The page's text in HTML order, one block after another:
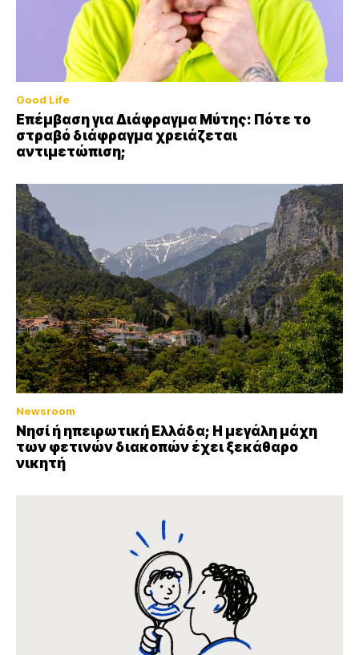
Good Life
Επέμβαση για Διάφραγμα Μύτης: Πότε το
στραβό διάφραγμα χρειάζεται
αντιμετώπιση;
Newsroom
Νησί ή ηπειρωτική Ελλάδα; Η μεγάλη μάχη
των φετινών διακοπών έχει ξεκάθαρο
νικητή